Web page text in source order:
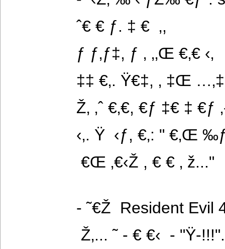
ˆ€ € ƒ. ‡ €  ‚,
ƒ ƒ‚ƒ‡, ƒ ‚ ‚‚Œ €‚€ ‹‚
‡‡ €‚. Ÿ€‡, ‚ ‡Œ
Ž‚ ‚ˆ €‚€, €ƒ ‡€ ‡ €ƒ
‹‚. Ÿ  ‹ƒ, €‚: " €‚Œ
 €Œ ‚€‹Ž , € € ‚ ž..."
- ˜€Ž  Resident
 Ž‚... ˜ - € €‹  - "Ÿ-!!!".